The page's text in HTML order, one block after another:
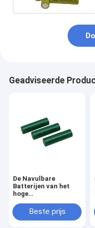
Geadviseerde
De Navulbare
Batterijen van het
hoge
18650 2500mah voor
Huistoestellen
Beste prijs